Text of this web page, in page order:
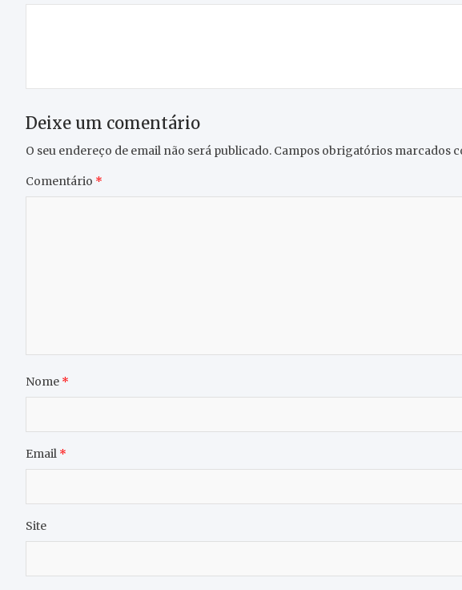
artigos
Deixe um comentário
O seu endereço de email não será publicado. Campos obrigatórios marcados
Comentário *
Nome *
Email *
Site